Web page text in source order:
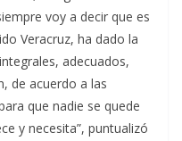
voy a decir que es
Veracruz, ha dado la
adecuados,
de acuerdo a las
que nadie se quede
y necesita”, puntualizó